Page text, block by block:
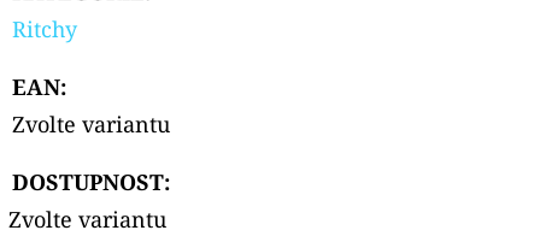
Ritchy
EAN:
Zvolte variantu
DOSTUPNOST:
Zvolte variantu